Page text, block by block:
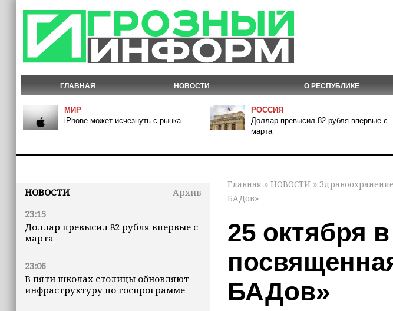
ГЛАВНАЯ НОВОСТИ О РЕСПУБЛИКЕ
МИР
iPhone может исчезнуть с рынка
РОССИЯ
Доллар превысил 82 рубля впервые с
марта
НОВОСТИ
Архив
23:15
Доллар превысил 82 рубля впервые с
марта
23:06
В пяти школах столицы обновляют
инфраструктуру по госпрограмме
Главная » НОВОСТИ »
БАДов»
25 октября
БАДов»